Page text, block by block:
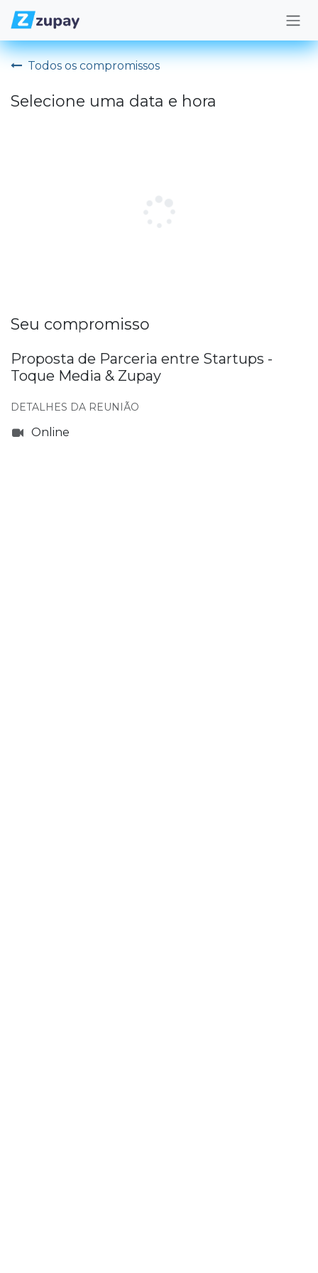
Pular para o conteúdo
Todos os compromissos
Selecione uma data e hora
Seu compromisso
Proposta de Parceria entre Startups -
Toque Media & Zupay
DETALHES DA REUNIÃO
Online